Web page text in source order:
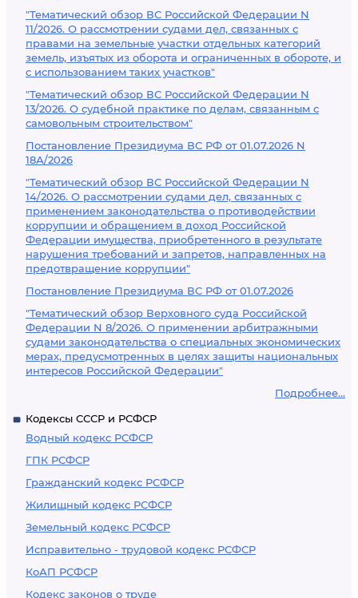
"Тематический обзор ВС Российской Федерации N
11/2026. О рассмотрении судами дел, связанных с
правами на земельные участки отдельных категорий
земель, изъятых из оборота и ограниченных в обороте, и
с использованием таких участков"
"Тематический обзор ВС Российской Федерации N
13/2026. О судебной практике по делам, связанным с
самовольным строительством"
Постановление Президиума ВС РФ от 01.07.2026 N
18А/2026
"Тематический обзор ВС Российской Федерации N
14/2026. О рассмотрении судами дел, связанных с
применением законодательства о противодействии
коррупции и обращением в доход Российской
Федерации имущества, приобретенного в результате
нарушения требований и запретов, направленных на
предотвращение коррупции"
Постановление Президиума ВС РФ от 01.07.2026
"Тематический обзор Верховного суда Российской
Федерации N 8/2026. О применении арбитражными
судами законодательства о специальных экономических
мерах, предусмотренных в целях защиты национальных
интересов Российской Федерации"
Подробнее...
Кодексы СССР и РСФСР
Водный кодекс РСФСР
ГПК РСФСР
Гражданский кодекс РСФСР
Жилищный кодекс РСФСР
Земельный кодекс РСФСР
Исправительно - трудовой кодекс РСФСР
КоАП РСФСР
Кодекс законов о труде